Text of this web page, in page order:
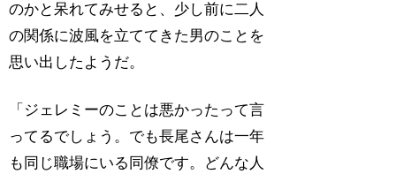
のかと呆れてみせると、少し前に二人
の関係に波風を立ててきた男のことを
思い出したようだ。
「ジェレミーのことは悪かったって言
ってるでしょう。でも長尾さんは一年
も同じ職場にいる同僚です。どんな人